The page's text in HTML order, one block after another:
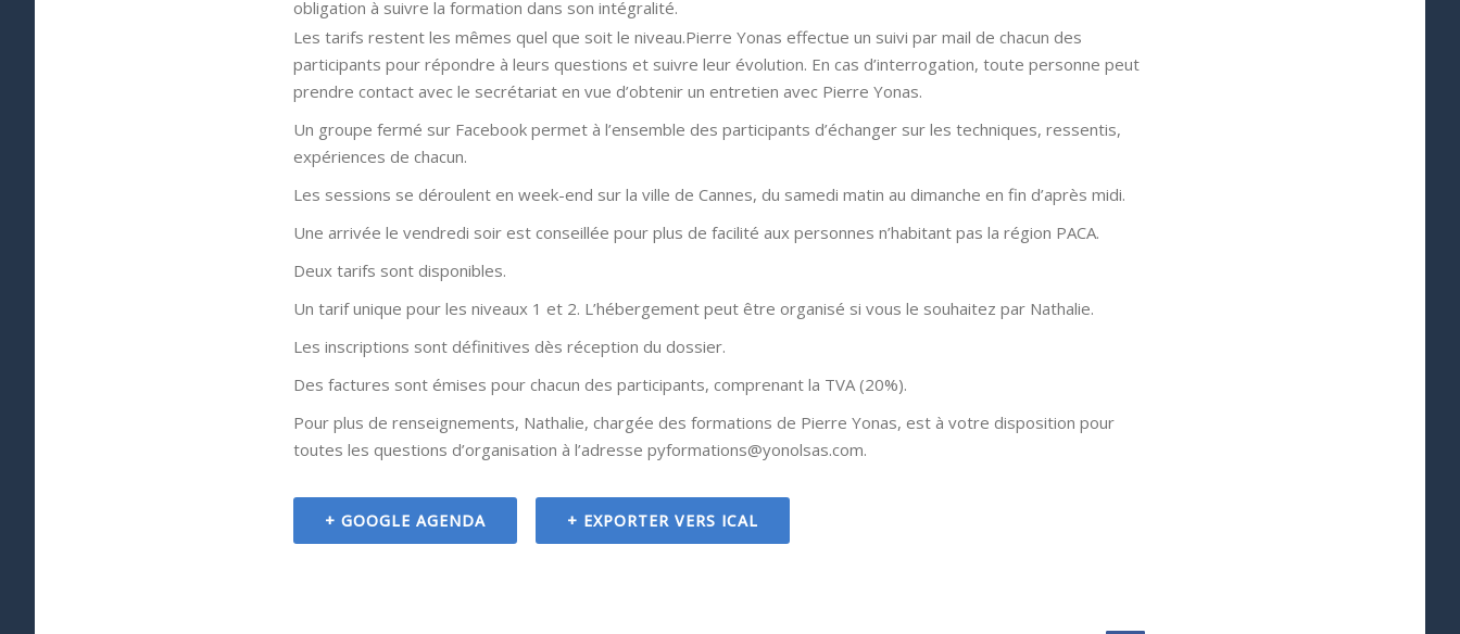
obligation à suivre la formation dans son intégralité.
Les tarifs restent les mêmes quel que soit le niveau.Pierre Yonas effectue un suivi par mail de chacun des
participants pour répondre à leurs questions et suivre leur évolution. En cas d’interrogation, toute personne peut
prendre contact avec le secrétariat en vue d’obtenir un entretien avec Pierre Yonas.
Un groupe fermé sur Facebook permet à l’ensemble des participants d’échanger sur les techniques, ressentis,
expériences de chacun.
Les sessions se déroulent en week-end sur la ville de Cannes, du samedi matin au dimanche en fin d’après midi.
Une arrivée le vendredi soir est conseillée pour plus de facilité aux personnes n’habitant pas la région PACA.
Deux tarifs sont disponibles.
Un tarif unique pour les niveaux 1 et 2. L’hébergement peut être organisé si vous le souhaitez par Nathalie.
Les inscriptions sont définitives dès réception du dossier.
Des factures sont émises pour chacun des participants, comprenant la TVA (20%).
Pour plus de renseignements, Nathalie, chargée des formations de Pierre Yonas, est à votre disposition pour
toutes les questions d’organisation à l’adresse pyformations@yonolsas.com.
+ GOOGLE AGENDA + EXPORTER VERS ICAL